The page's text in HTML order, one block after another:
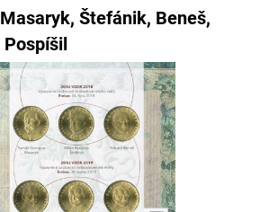
Štefánik, Beneš,
Pospíšil